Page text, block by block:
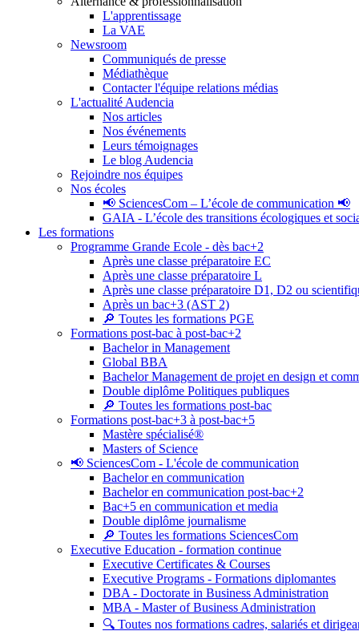
L'apprentissage
La VAE
Newsroom
Communiqués de presse
Médiathèque
Contacter l'équipe relations médias
L'actualité Audencia
Nos articles
Nos événements
Leurs témoignages
Le blog Audencia
Rejoindre nos équipes
Nos écoles
📢 SciencesCom – L’école de communication 📢
GAIA - L’école des transitions écologiques et
Les formations
Programme Grande Ecole - dès bac+2
Après une classe préparatoire EC
Après une classe préparatoire L
Après une classe préparatoire D1, D2 ou
Après un bac+3 (AST 2)
🔎 Toutes les formations PGE
Formations post-bac à post-bac+2
Bachelor in Management
Global BBA
Bachelor Management de projet en design et
Double diplôme Politiques publiques
🔎 Toutes les formations post-bac
Formations post-bac+3 à post-bac+5
Mastère spécialisé®
Masters of Science
📢 SciencesCom - L'école de communication
Bachelor en communication
Bachelor en communication post-bac+2
Bac+5 en communication et media
Double diplôme journalisme
🔎 Toutes les formations SciencesCom
Executive Education - formation continue
Executive Certificates & Courses
Executive Programs - Formations diplomantes
DBA - Doctorate in Business Administration
MBA - Master of Business Administration
🔍 Toutes nos formations cadres, salariés et